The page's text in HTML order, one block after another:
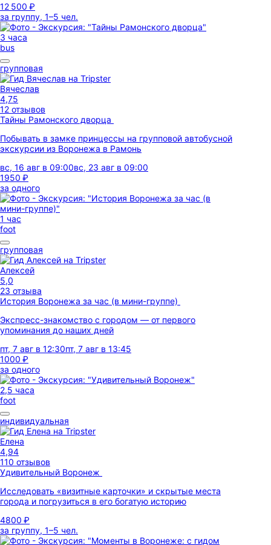
12 500 ₽
за группу, 1–5 чел.
3 часа
bus
групповая
Вячеслав
4,75
12 отзывов
Тайны Рамонского дворца
Побывать в замке принцессы на групповой автобусной
экскурсии из Воронежа в Рамонь
вс, 16 авг в 09:00вс, 23 авг в 09:00
1950 ₽
за одного
1 час
foot
групповая
Алексей
5,0
23 отзыва
История Воронежа за час (в мини-группе)
Экспресс-знакомство с городом — от первого
упоминания до наших дней
пт, 7 авг в 12:30пт, 7 авг в 13:45
1000 ₽
за одного
2,5 часа
foot
индивидуальная
Елена
4,94
110 отзывов
Удивительный Воронеж
Исследовать «визитные карточки» и скрытые места
города и погрузиться в его богатую историю
4800 ₽
за группу, 1–5 чел.